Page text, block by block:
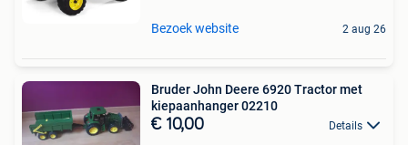
Bezoek website 2 aug 26
Bruder John Deere 6920 Tractor met
kiepaanhanger 02210
€ 10,00 Details